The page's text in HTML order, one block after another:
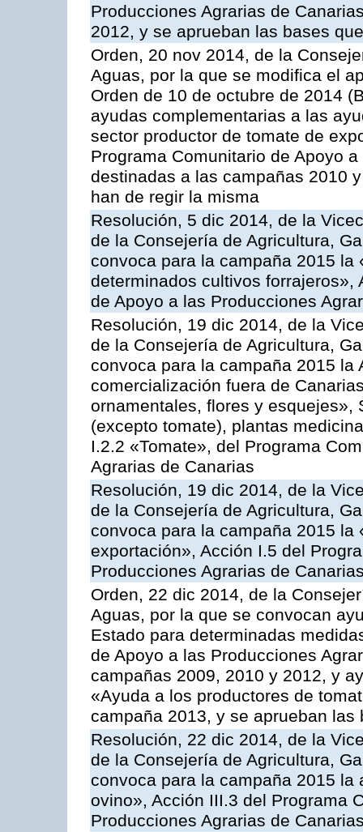
Producciones Agrarias de
2012, y se aprueban las bases
Orden, 20 nov 2014, de la
Aguas, por la que se modifica el
Orden de 10 de octubre de 2014
ayudas complementarias a las
sector productor de tomate de
Programa Comunitario de Apoyo
destinadas a las campañas 2010
han de regir la misma
Resolución, 5 dic 2014, de la
de la Consejería de Agricultura,
convoca para la campaña 2015 la
determinados cultivos forrajeros»,
de Apoyo a las Producciones
Resolución, 19 dic 2014, de la
de la Consejería de Agricultura,
convoca para la campaña 2015 la
comercialización fuera de
ornamentales, flores y esquejes»,
(excepto tomate), plantas
I.2.2 «Tomate», del Programa
Agrarias de Canarias
Resolución, 19 dic 2014, de la
de la Consejería de Agricultura,
convoca para la campaña 2015
exportación», Acción I.5 del
Producciones Agrarias de
Orden, 22 dic 2014, de la
Aguas, por la que se convocan
Estado para determinadas
de Apoyo a las Producciones
campañas 2009, 2010 y 2012, y
«Ayuda a los productores de
campaña 2013, y se aprueban
Resolución, 22 dic 2014, de la
de la Consejería de Agricultura,
convoca para la campaña 2015
ovino», Acción III.3 del Programa
Producciones Agrarias de